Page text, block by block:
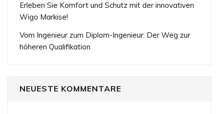
Erleben Sie Komfort und Schutz mit der innovativen
Wigo Markise!
Vom Ingenieur zum Diplom-Ingenieur: Der Weg zur
höheren Qualifikation
NEUESTE KOMMENTARE